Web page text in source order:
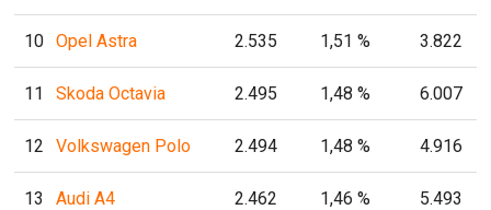
10 Opel Astra 2.535 1,51 % 3.822
11 Skoda Octavia 2.495 1,48 % 6.007
12 Volkswagen Polo 2.494 1,48 % 4.916
13 Audi A4 2.462 1,46 % 5.493